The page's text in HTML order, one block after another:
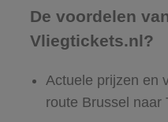
De voordelen
Vliegtickets.nl?
Actuele prijzen en
route Brussel naar